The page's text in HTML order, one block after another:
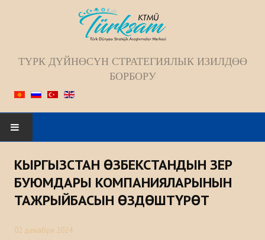
ТҮРК ДҮЙНӨСҮН СТРАТЕГИЯЛЫК ИЗИЛДӨӨ
БОРБОРУ
БАШКЫ БЕТ
БИЗ ЖѲНҮНДѲ
Жамаат
КЫРГЫЗСТАН ӨЗБЕКСТАНДЫН ЗЕР
БУЮМДАРЫ КОМПАНИЯЛАРЫНЫН
ТАЖРЫЙБАСЫН ӨЗДӨШТҮРӨТ
02 декабря 2024